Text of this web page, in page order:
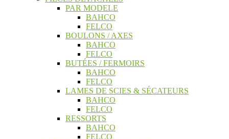
PAR MODELE
BAHCO
FELCO
BOULONS / AXES
BAHCO
FELCO
BUTÉES / FERMOIRS
BAHCO
FELCO
LAMES DE SCIES & SÉCATEURS
BAHCO
FELCO
RESSORTS
BAHCO
FELCO